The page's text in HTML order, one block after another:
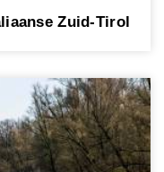
Zuid-Tirol